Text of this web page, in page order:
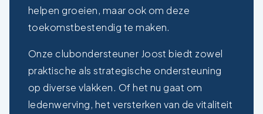
helpen groeien, maar ook om deze
toekomstbestendig te maken.
Onze clubondersteuner Joost biedt zowel
praktische als strategische ondersteuning
op diverse vlakken. Of het nu gaat om
ledenwerving, het versterken van de vitaliteit